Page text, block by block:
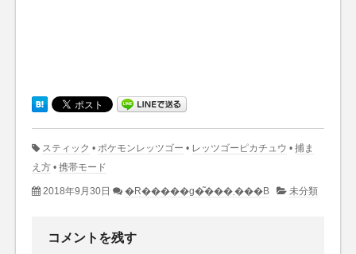
スティック • ポケモンレッツゴー • レッツゴーピカチュウ • 捕ま
え方 • 携帯モード
2018年9月30日 �R�����g�͂���܂���B 未分類
コメントを残す